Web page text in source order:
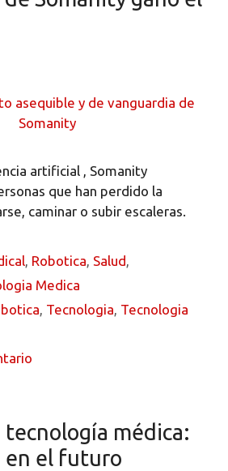
artificial , Somanity
que han perdido la
caminar o subir escaleras.
Robotica Salud
Medica
Tecnologia Tecnologia
tecnología médica:
en el futuro